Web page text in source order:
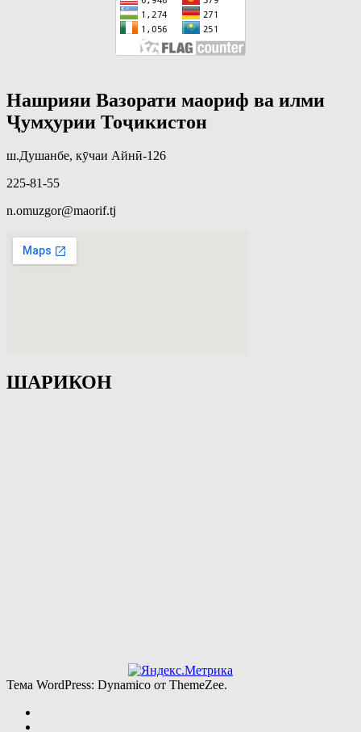
Нашрияи Вазорати маориф ва илми
Ҷумҳурии Тоҷикистон
ш.Душанбе, кӯчаи Айнӣ-126
225-81-55
n.omuzgor@maorif.tj
ШАРИКОН
Тема WordPress: Dynamico от ThemeZee.